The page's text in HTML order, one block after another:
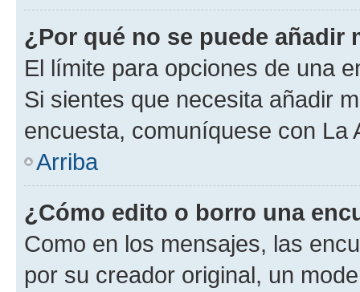
¿Por qué no se puede añadir
El límite para opciones de una
Si sientes que necesita añadir
encuesta, comuníquese con La
Arriba
¿Cómo edito o borro una
Como en los mensajes, las
por su creador original, un